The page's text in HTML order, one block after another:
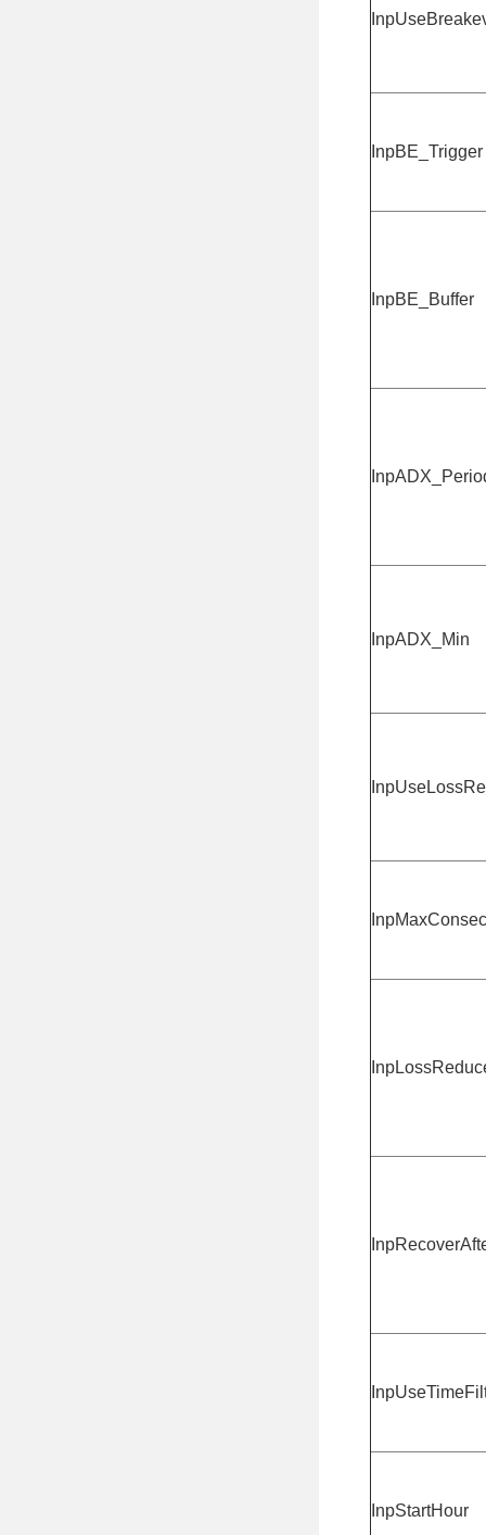
InpBE_Trigger
InpBE_Buffer
InpADX_Min
InpStartHour